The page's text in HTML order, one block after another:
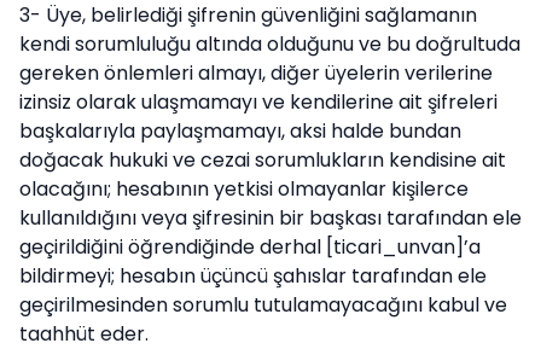
3- Üye, belirlediği şifrenin güvenliğini sağlamanın
kendi sorumluluğu altında olduğunu ve bu doğrultuda
gereken önlemleri almayı, diğer üyelerin verilerine
izinsiz olarak ulaşmamayı ve kendilerine ait şifreleri
başkalarıyla paylaşmamayı, aksi halde bundan
doğacak hukuki ve cezai sorumlukların kendisine ait
olacağını; hesabının yetkisi olmayanlar kişilerce
kullanıldığını veya şifresinin bir başkası tarafından ele
geçirildiğini öğrendiğinde derhal [ticari_unvan]’a
bildirmeyi; hesabın üçüncü şahıslar tarafından ele
geçirilmesinden sorumlu tutulamayacağını kabul ve
taahhüt eder.